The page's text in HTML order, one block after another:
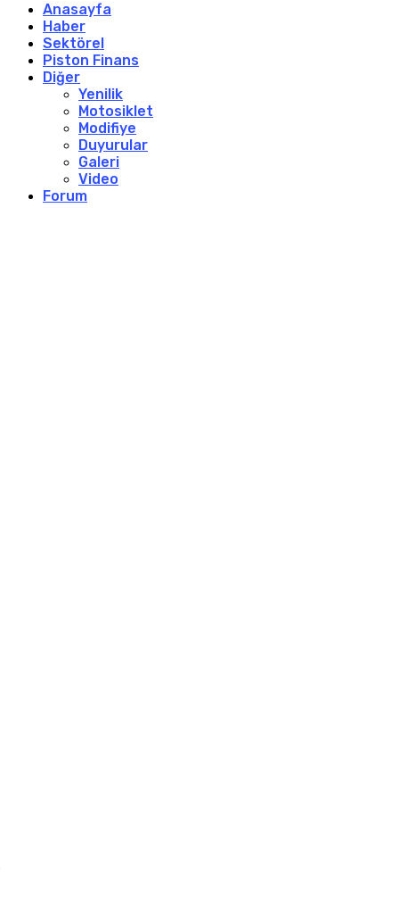
Anasayfa
Haber
Sektörel
Piston Finans
Diğer
Yenilik
Motosiklet
Modifiye
Duyurular
Galeri
Video
Forum